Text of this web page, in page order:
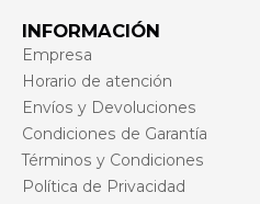
INFORMACIÓN
Empresa
Horario de atención
Envíos y Devoluciones
Condiciones de Garantía
Términos y Condiciones
Política de Privacidad